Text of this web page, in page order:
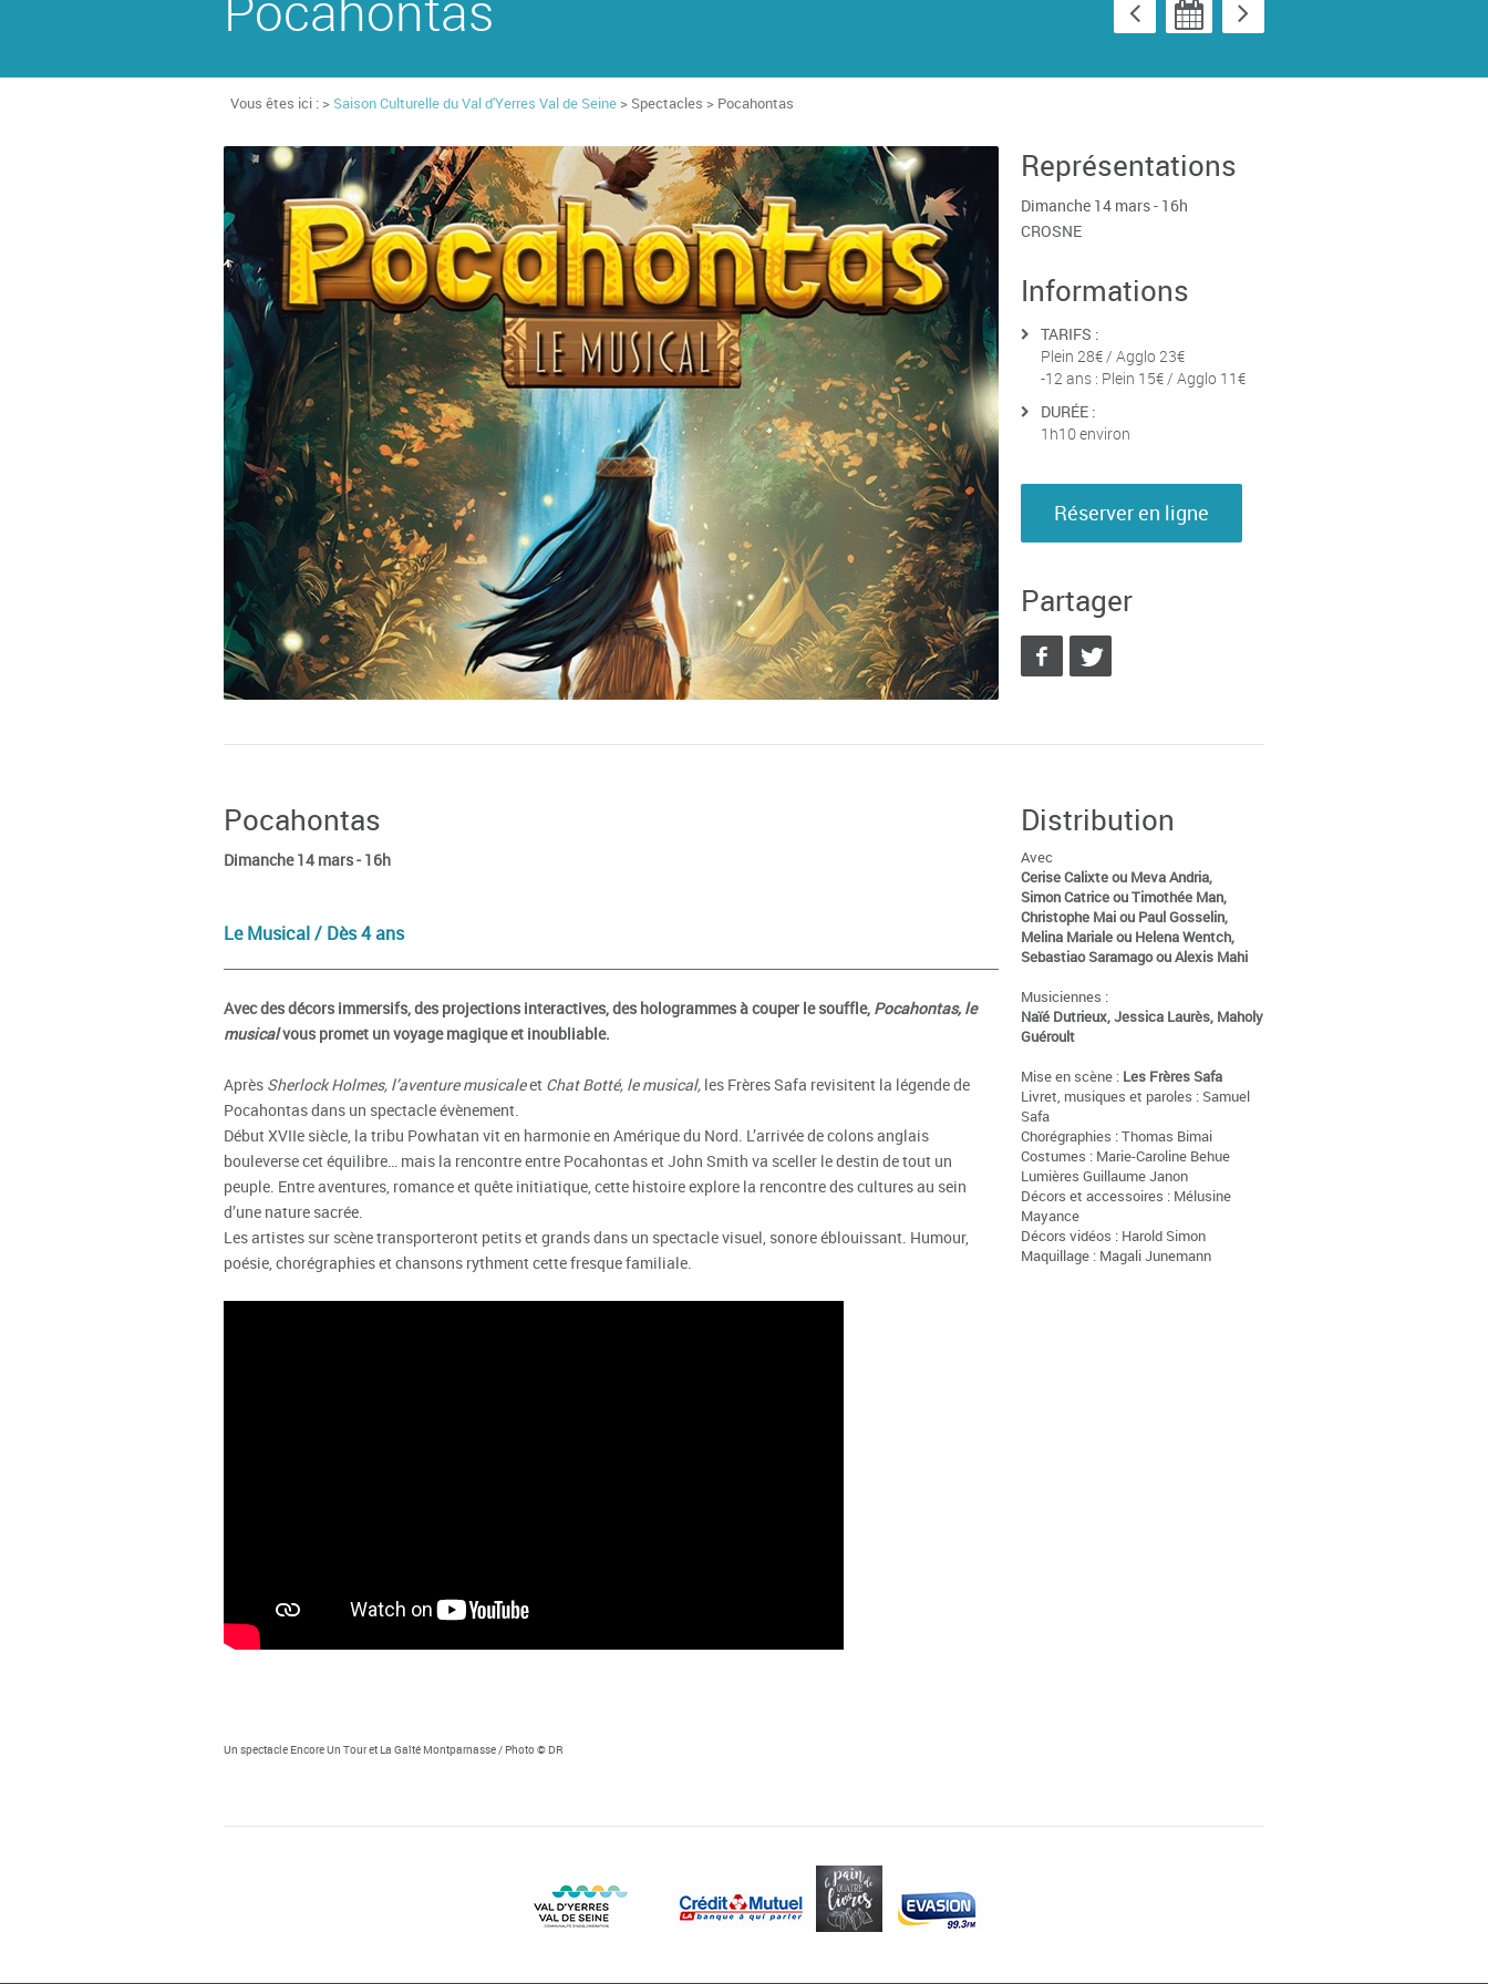
Vous êtes ici : > Saison Culturelle du Val d'Yerres Val de Seine > Spectacles > Pocahontas
Représentations
Dimanche 14 mars - 16h
CROSNE
Informations
TARIFS :
Plein 28€ / Agglo 23€
-12 ans : Plein 15€ / Agglo 11€
DURÉE :
1h10 environ
Réserver en ligne
Partager
Pocahontas
Dimanche 14 mars - 16h
Le Musical / Dès 4 ans
Avec des décors immersifs, des projections interactives, des hologrammes à couper le souffle, Pocahontas, le
musicalvous promet un voyage magique et inoubliable.
Après Sherlock Holmes, l’aventure musicaleet Chat Botté, le musical, les Frères Safa revisitent la légende de
Pocahontas dans un spectacle évènement.
Début XVIIe siècle, la tribu Powhatan vit en harmonie en Amérique du Nord. L’arrivée de colons anglais
bouleverse cet équilibre… mais la rencontre entre Pocahontas et John Smith va sceller le destin de tout un
peuple. Entre aventures, romance et quête initiatique, cette histoire explore la rencontre des cultures au sein
d’une nature sacrée.
Les artistes sur scène transporteront petits et grands dans un spectacle visuel, sonore éblouissant. Humour,
poésie, chorégraphies et chansons rythment cette fresque familiale.
Un spectacle Encore Un Tour et La Gaîté Montparnasse / Photo © DR
Distribution
Avec
Cerise Calixte ou Meva Andria,
Simon Catrice ou Timothée Man,
Christophe Mai ou Paul Gosselin,
Melina Mariale ou Helena Wentch,
Sebastiao Saramago ou Alexis Mahi
Musiciennes :
Naïé Dutrieux, Jessica Laurès, Maholy
Guéroult
Mise en scène : Les Frères Safa
Livret, musiques et paroles : Samuel
Safa
Chorégraphies : Thomas Bimai
Costumes : Marie-Caroline Behue
Lumières Guillaume Janon
Décors et accessoires : Mélusine
Mayance
Décors vidéos : Harold Simon
Maquillage : Magali Junemann